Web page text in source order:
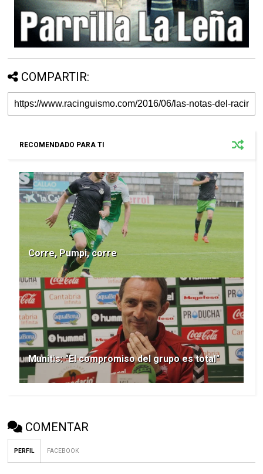
COMPARTIR:
RECOMENDADO PARA TI
Corre, Pumpi, corre
Munitis: "El compromiso del grupo es total"
COMENTAR
PERFIL FACEBOOK